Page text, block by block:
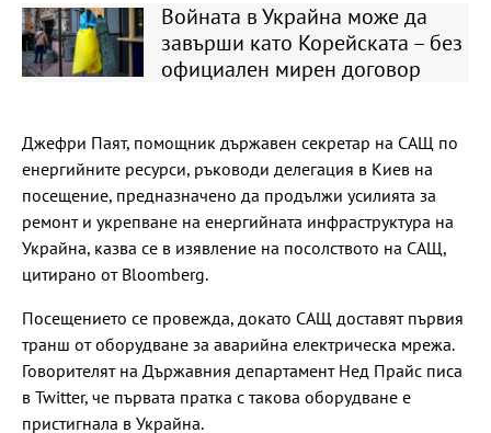
Войната в Украйна може да
завърши като Корейската – без
официален мирен договор
Джефри Паят, помощник държавен секретар на САЩ по
енергийните ресурси, ръководи делегация в Киев на
посещение, предназначено да продължи усилията за
ремонт и укрепване на енергийната инфраструктура на
Украйна, казва се в изявление на посолството на САЩ,
цитирано от Bloomberg.
Посещението се провежда, докато САЩ доставят първия
транш от оборудване за аварийна електрическа мрежа.
Говорителят на Държавния департамент Нед Прайс писа
в Twitter, че първата пратка с такова оборудване е
пристигнала в Украйна.